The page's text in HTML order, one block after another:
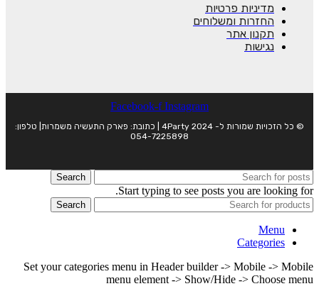
מדיניות פרטיות
החזרות ומשלוחים
תקנון אתר
נגישות
Facebook-f Instagram
© כל הזכויות שמורות ל- 4Party 2024 | כתובת: פארק התעשיה משמרות| טלפון:
054-7225898
Search
Start typing to see posts you are looking for.
Search
Menu
Categories
Set your categories menu in Header builder -> Mobile -> Mobile
menu element -> Show/Hide -> Choose menu